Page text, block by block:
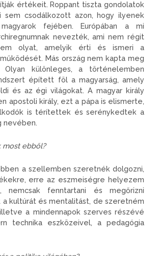
értékeit. Roppant tiszta gondolatok
sem csodálkozott azon, hogy ilyenek
fejében. Európában a mi
nevezték, ami nem régit
olyat, amelyik érti és ismeri a
Más ország nem kapta meg
különleges, a történelemben
épített föl a magyarság, amely
és az égi világokat. A magyar király
apostoli király, ezt a pápa is elismerte,
is térítettek és serénykedtek a
nevében.
most ebből?
a szellemben szeretnék dolgozni,
erre az eszmeiségre helyezem
nemcsak fenntartani és megőrizni
kultúrát és mentalitást, de szeretném
a mindennapok szerves részévé
technika eszközeivel, a pedagógia